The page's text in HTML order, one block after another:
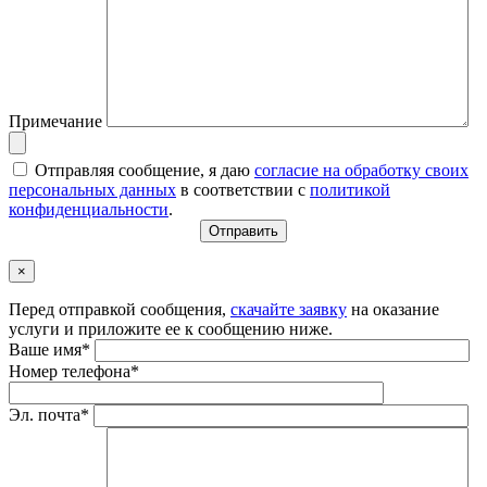
Примечание
Отправляя сообщение, я даю согласие на обработку своих
персональных данных в соответствии с политикой
конфиденциальности.
×
Перед отправкой сообщения, скачайте заявку на оказание
услуги и приложите ее к сообщению ниже.
Ваше имя*
Номер телефона*
Эл. почта*